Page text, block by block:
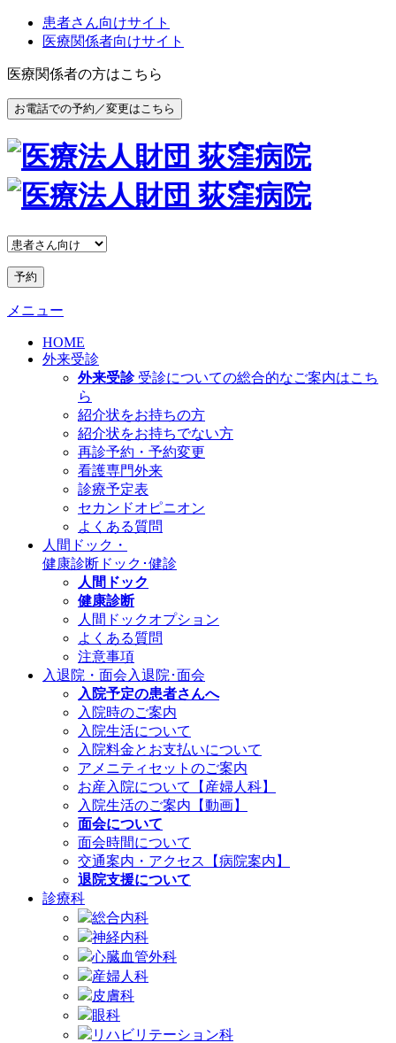
患者さん向けサイト
医療関係者向けサイト
医療関係者の方はこちら
お電話での予約／変更はこちら
予約
メニュー
HOME
外来受診
外来受診 受診についての総合的なご案内はこち
ら
紹介状をお持ちの方
紹介状をお持ちでない方
再診予約・予約変更
看護専門外来
診療予定表
セカンドオピニオン
よくある質問
人間ドック・
健康診断 ドック･健診
人間ドック
健康診断
人間ドックオプション
よくある質問
注意事項
入退院・面会 入退院･面会
入院予定の患者さんへ
入院時のご案内
入院生活について
入院料金とお支払いについて
アメニティセットのご案内
お産入院について【産婦人科】
入院生活のご案内【動画】
面会について
面会時間について
交通案内・アクセス【病院案内】
退院支援について
診療科
総合内科
神経内科
心臓血管外科
産婦人科
皮膚科
眼科
リハビリテーション科